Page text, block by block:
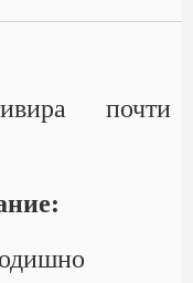
почти